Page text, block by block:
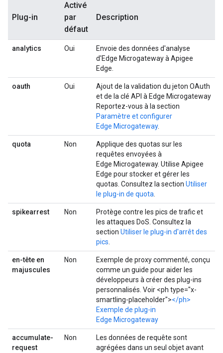
Plug-in
Activé
par
défaut
Description
analytics Oui
Envoie des données d'analyse
d'Edge Microgateway à Apigee
Edge.
oauth Oui
Ajout de la validation du jeton OAuth
et de la clé API à Edge Microgateway
Reportez-vous à la section
Paramètre et configurer
Edge Microgateway.
quota Non
Applique des quotas sur les
requêtes envoyées à
Edge Microgateway. Utilise Apigee
Edge pour stocker et gérer les
quotas. Consultez la section Utiliser
le plug-in de quota
spikearrest Non
Protège contre les pics de trafic et
les attaques DoS. Consultez la
section Utiliser le plug-in d'arrêt des
pics
en-tête en
majuscules
Non
Exemple de proxy commenté, conçu
comme un guide pour aider les
développeurs à créer des plug-ins
personnalisés. Voir <ph type="x-
smartling-placeholder"></ph>
Exemple de plug-in
Edge Microgateway
accumulate-
request
Non
Les données de requête sont
agrégées dans un seul objet avant